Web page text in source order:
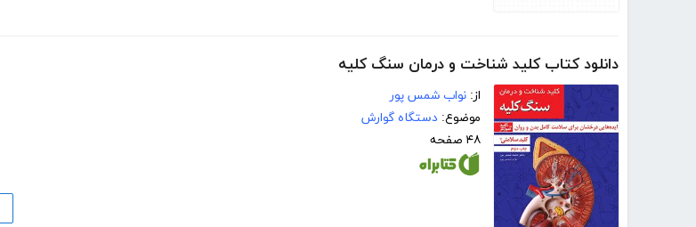
دانلود کتاب کلید شناخت و درمان سنگ کلیه
از: نواب شمس پور
موضوع: دستگاه گوارش
۴۸ صفحه